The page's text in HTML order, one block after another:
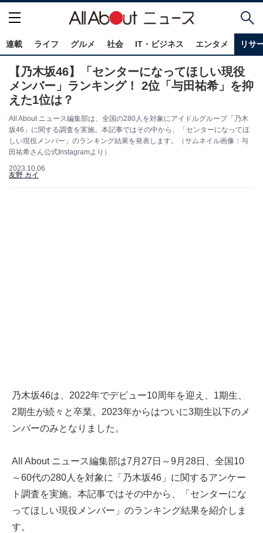
連載 ライフ グルメ 社会 IT・ビジネス エンタメ リサ
【乃木坂46】「センターになってほしい現役
メンバー」ランキング！ 2位「与田祐希」を抑
えた1位は？
All About ニュース編集部は、全国の280人を対象にアイドルグループ「乃木
坂46」に関する調査を実施。本記事ではその中から、「センターになってほ
しい現役メンバー」のランキング結果を発表します。（サムネイル画像：与
田祐希さん公式Instagramより）
2023.10.06
友野 カイ
乃木坂46は、2022年でデビュー10周年を迎え、1期生、
2期生が続々と卒業。2023年からはついに3期生以下のメ
ンバーのみとなりました。
All About ニュース編集部は7月27日～9月28日、全国10
～60代の280人を対象に「乃木坂46」に関するアンケー
ト調査を実施。本記事ではその中から、「センターにな
ってほしい現役メンバー」のランキング結果を紹介しま
す。